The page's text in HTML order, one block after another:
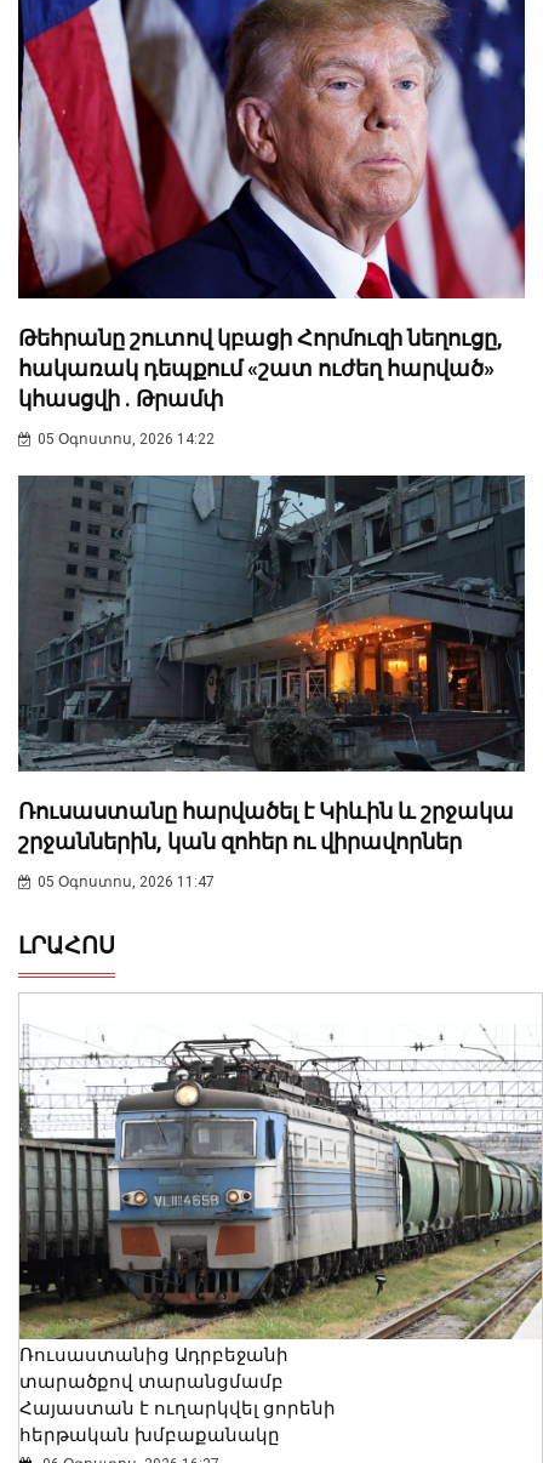
Թեհրանը շուտով կբացի Հորմուզի նեղուցը,
հակառակ դեպքում «շատ ուժեղ հարված»
կհասցվի . Թրամփ
05 Օգոստոս, 2026 14:22
Ռուսաստանը հարվածել է Կիևին և շրջակա
շրջաններին, կան զոհեր ու վիրավորներ
05 Օգոստոս, 2026 11:47
ԼՐԱՀՈՍ
Ռուսաստանից Ադրբեջանի
տարածքով տարանցմամբ
Հայաստան է ուղարկվել ցորենի
հերթական խմբաքանակը